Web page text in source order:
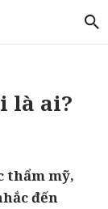
là ai?
thẩm mỹ,
đến